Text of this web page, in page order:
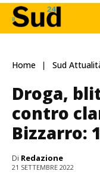
Home Sud
Droga,
contro
Bizzarro:
Di Redazione
21 SETTEMBRE 2022